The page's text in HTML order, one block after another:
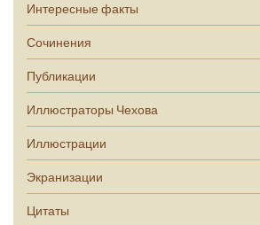
Интересные факты
Сочинения
Публикации
Иллюстраторы Чехова
Иллюстрации
Экранизации
Цитаты